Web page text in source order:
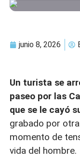
junio 8, 2026
Un turista se
paseo por las
que se le cayó
grabado por
momento de
vida del hombre.